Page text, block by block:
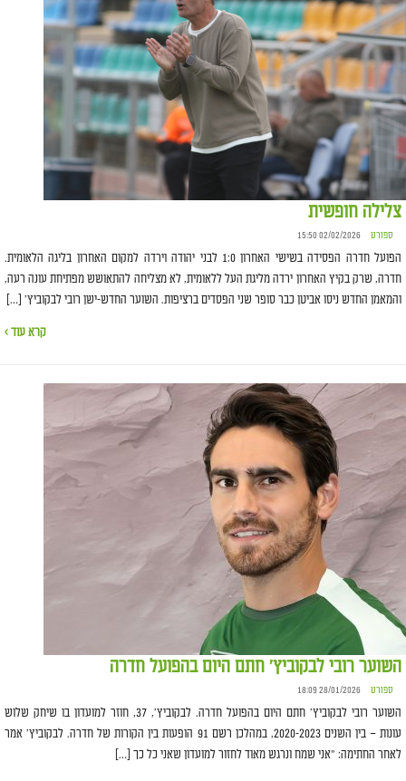
צלילה חופשית
ספורט 02/02/2026 15:50
הפועל חדרה הפסידה בשישי האחרון 1:0 לבני יהודה וירדה למקום האחרון בליגה הלאומית.
חדרה, שרק בקיץ האחרון ירדה מליגת העל ללאומית, לא מצליחה להתאושש מפתיחת עונה רעה,
והמאמן החדש ניסו אביטן כבר סופר שני הפסדים ברציפות. השוער החדש-ישן רובי לבקוביץ' […]
קרא עוד ›
השוער רובי לבקוביץ׳ חתם היום בהפועל חדרה
ספורט 28/01/2026 18:09
השוער רובי לבקוביץ׳ חתם היום בהפועל חדרה. לבקוביץ׳, 37, חוזר למועדון בו שיחק שלוש
עונות – בין השנים 2020-2023, במהלכן רשם 91 הופעות בין הקורות של חדרה. לבקוביץ׳ אמר
לאחר החתימה: ״אני שמח ונרגש מאוד לחזור למועדון שאני כל כך […]